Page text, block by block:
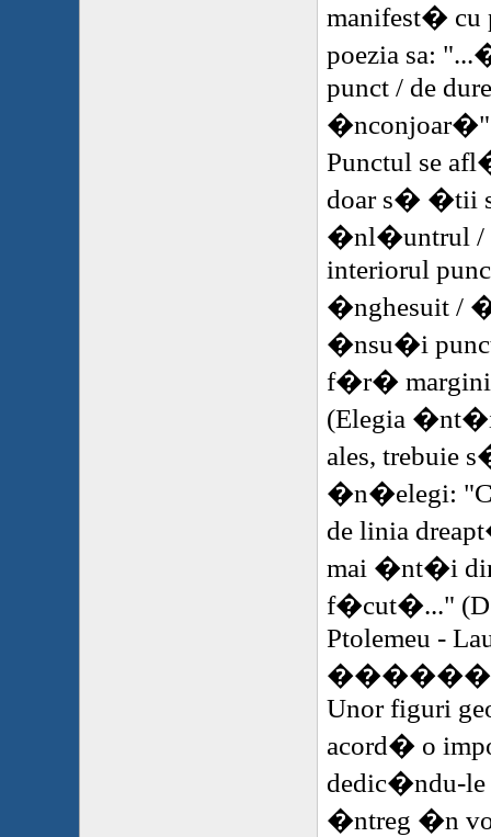
manifest�
poezia sa:
punct / de
�nconjoar�"
Punctul se
doar s� �tii
�nl�untrul
interiorul
�nghesuit /
�nsu�i
f�r� margini,
(Elegia
ales,
�n�elegi:
de linia
mai �nt�i
f�cut�..."
Ptolemeu -
�
Unor figuri
acord� o
dedic�ndu-
�ntreg �n